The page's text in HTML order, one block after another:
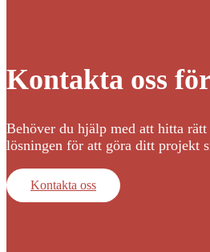
Kontakta oss
Behöver du hjälp med att hitta
lösningen för att göra ditt projekt
Kontakta oss